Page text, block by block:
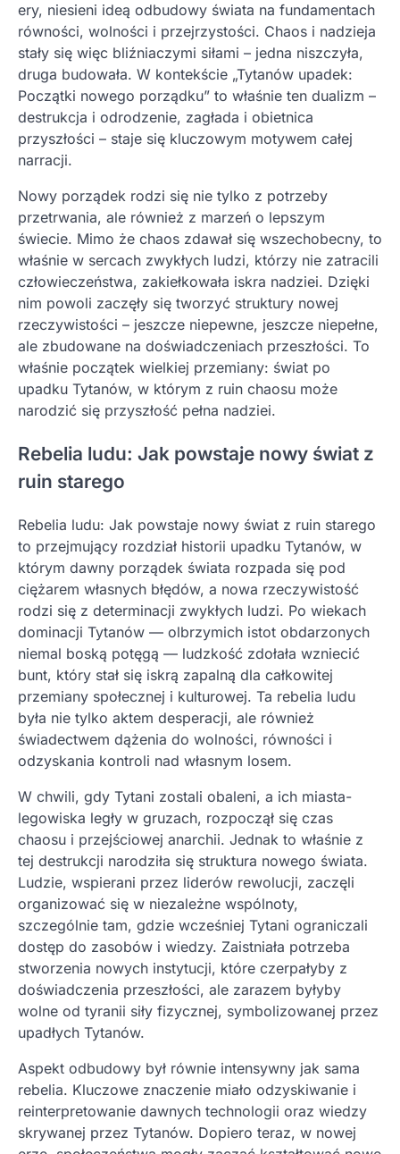
ery, niesieni ideą odbudowy świata na fundamentach
równości, wolności i przejrzystości. Chaos i nadzieja
stały się więc bliźniaczymi siłami – jedna niszczyła,
druga budowała. W kontekście „Tytanów upadek:
Początki nowego porządku” to właśnie ten dualizm –
destrukcja i odrodzenie, zagłada i obietnica
przyszłości – staje się kluczowym motywem całej
narracji.
Nowy porządek rodzi się nie tylko z potrzeby
przetrwania, ale również z marzeń o lepszym
świecie. Mimo że chaos zdawał się wszechobecny, to
właśnie w sercach zwykłych ludzi, którzy nie zatracili
człowieczeństwa, zakiełkowała iskra nadziei. Dzięki
nim powoli zaczęły się tworzyć struktury nowej
rzeczywistości – jeszcze niepewne, jeszcze niepełne,
ale zbudowane na doświadczeniach przeszłości. To
właśnie początek wielkiej przemiany: świat po
upadku Tytanów, w którym z ruin chaosu może
narodzić się przyszłość pełna nadziei.
Rebelia ludu: Jak powstaje nowy świat z
ruin starego
Rebelia ludu: Jak powstaje nowy świat z ruin starego
to przejmujący rozdział historii upadku Tytanów, w
którym dawny porządek świata rozpada się pod
ciężarem własnych błędów, a nowa rzeczywistość
rodzi się z determinacji zwykłych ludzi. Po wiekach
dominacji Tytanów — olbrzymich istot obdarzonych
niemal boską potęgą — ludzkość zdołała wzniecić
bunt, który stał się iskrą zapalną dla całkowitej
przemiany społecznej i kulturowej. Ta rebelia ludu
była nie tylko aktem desperacji, ale również
świadectwem dążenia do wolności, równości i
odzyskania kontroli nad własnym losem.
W chwili, gdy Tytani zostali obaleni, a ich miasta-
legowiska legły w gruzach, rozpoczął się czas
chaosu i przejściowej anarchii. Jednak to właśnie z
tej destrukcji narodziła się struktura nowego świata.
Ludzie, wspierani przez liderów rewolucji, zaczęli
organizować się w niezależne wspólnoty,
szczególnie tam, gdzie wcześniej Tytani ograniczali
dostęp do zasobów i wiedzy. Zaistniała potrzeba
stworzenia nowych instytucji, które czerpałyby z
doświadczenia przeszłości, ale zarazem byłyby
wolne od tyranii siły fizycznej, symbolizowanej przez
upadłych Tytanów.
Aspekt odbudowy był równie intensywny jak sama
rebelia. Kluczowe znaczenie miało odzyskiwanie i
reinterpretowanie dawnych technologii oraz wiedzy
skrywanej przez Tytanów. Dopiero teraz, w nowej